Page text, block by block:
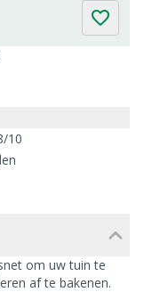
10
om uw tuin te
af te bakenen.